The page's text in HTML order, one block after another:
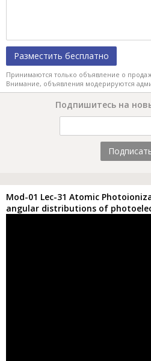
Разместить бесплатно
Принимаются только объявление о
Внимание, объявления модерируются
Подпишитесь на
Mod-01 Lec-31 Atomic
angular distributions of